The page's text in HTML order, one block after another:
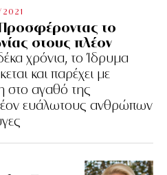
το
στους πλέον
χρόνια, το Ίδρυμα
και παρέχει με
στο αγαθό της
ευάλωτους ανθρώπων